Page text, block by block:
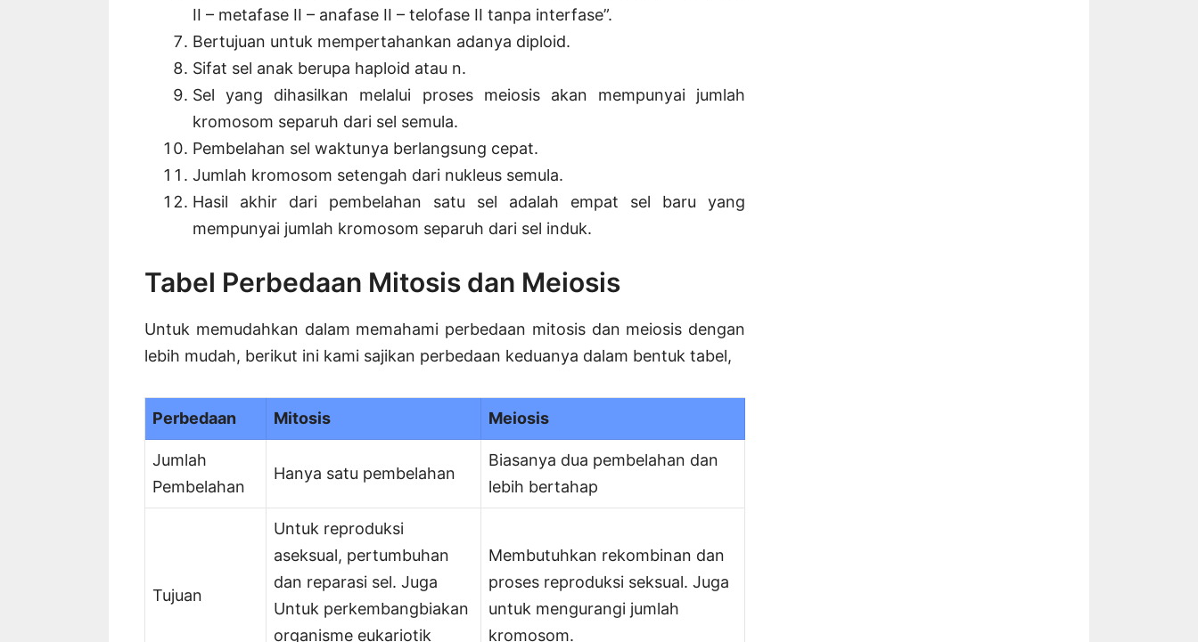
II – metafase II – anafase II – telofase II tanpa interfase”.
Bertujuan untuk mempertahankan adanya diploid.
Sifat sel anak berupa haploid atau n.
Sel yang dihasilkan melalui proses meiosis akan mempunyai jumlah
kromosom separuh dari sel semula.
Pembelahan sel waktunya berlangsung cepat.
Jumlah kromosom setengah dari nukleus semula.
Hasil akhir dari pembelahan satu sel adalah empat sel baru yang
mempunyai jumlah kromosom separuh dari sel induk.
Tabel Perbedaan Mitosis dan Meiosis
Untuk memudahkan dalam memahami perbedaan mitosis dan meiosis dengan
lebih mudah, berikut ini kami sajikan perbedaan keduanya dalam bentuk tabel,
Perbedaan Mitosis Meiosis
Jumlah
Pembelahan
Hanya satu pembelahan
Biasanya dua pembelahan dan
lebih bertahap
Tujuan
Untuk reproduksi
aseksual, pertumbuhan
dan reparasi sel. Juga
Untuk perkembangbiakan
organisme eukariotik
Membutuhkan rekombinan dan
proses reproduksi seksual. Juga
untuk mengurangi jumlah
kromosom.